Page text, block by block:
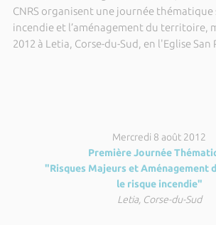
CNRS organisent une journée thématique
incendie et l’aménagement du territoire,
2012 à Letia, Corse-du-Sud, en l'Eglise San
Mercredi 8 août 2012
Première Journée
"Risques Majeurs et Aménagement
le risque incendie"
Letia, Corse-du-Sud